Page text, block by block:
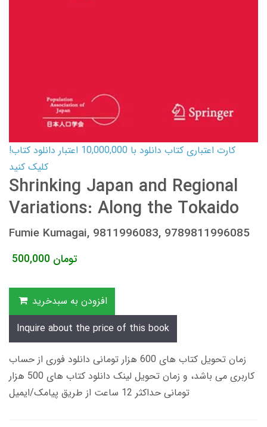
کارت اعتباری کتاب دانلود با 10,000,000 اعتبار دانلود کتاب!
کلیک کنید
Shrinking Japan and Regional
Variations: Along the Tokaido
Fumie Kumagai, 9811996083, 9789811996085
500,000 تومان
افزودن به سبدخرید
Inquire about the price of this book
زمان تحویل کتاب های 600 هزار تومانی دانلود فوری از حساب
کاربری می باشد، و زمان تحویل لینک دانلود کتاب های 500 هزار
تومانی حداکثر 12 ساعت از طریق پیامک/ایمیل